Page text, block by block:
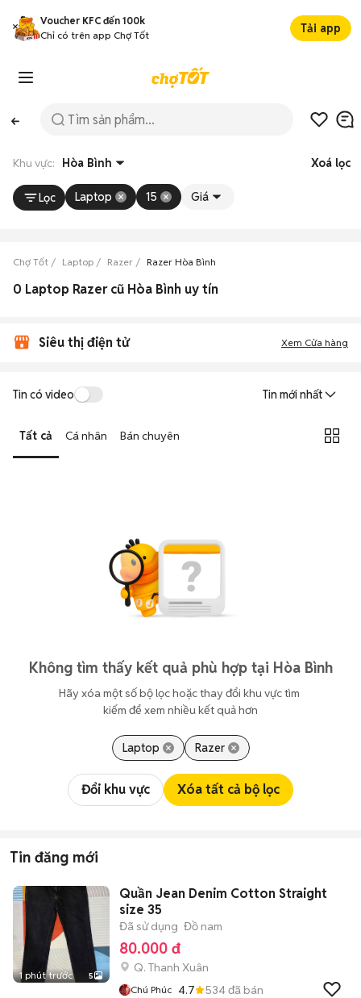
Voucher KFC đến 100k
Chỉ có trên app Chợ Tốt
Tải app
Khu vực: Hòa Bình Xoá lọc
Lọc Laptop 15 Giá
Chợ Tốt Laptop Razer Razer Hòa Bình
0 Laptop Razer cũ Hòa Bình uy tín
Siêu thị điện tử Xem Cửa hàng
Tin có video Tin mới nhất
Tất cả Cá nhân Bán chuyên
Không tìm thấy kết quả phù hợp tại Hòa Bình
Hãy xóa một số bộ lọc hoặc thay đổi khu vực tìm
kiếm để xem nhiều kết quả hơn
Laptop Razer
Đổi khu vực Xóa tất cả bộ lọc
Tin đăng mới
1 phút trước 5
Quần Jean Denim Cotton Straight
size 35
Đã sử dụng Đồ nam
80.000 đ
Q. Thanh Xuân
Chú Phúc 4.7 534đã bán